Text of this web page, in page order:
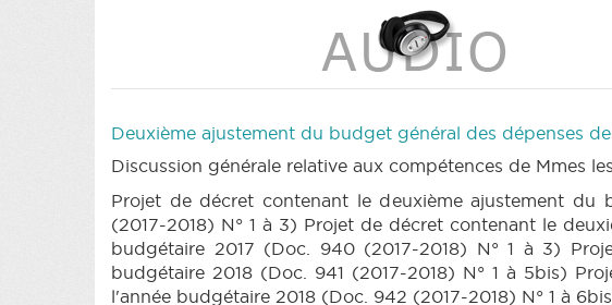
BUDGET 941 n1 annexe 1ter (2017-2018) (PDF)
BUDGET 941 n1 annexe 3 (2017-
annexe 4 (2017-2018) (PDF)
|BUDGET 941 n1
4sexies (2017-2018) (PDF)
BUDGET 941 n1
BUDGET 941 n1 annexe 5ter (2017-2018) (PDF)
|
2018) (PDF)
| BUDGET 941 n1 annexe 7 (2017-
annexe 7ter (2017-2018) (PDF)
|BUDGET 941 n1
BUDGET 941 n1 annexe 8ter (2017-2018) (PDF)
|
2018) (PDF)
|BUDGET 941 n1 annexe 9ter (2017-
(PDF)
|BUDGET 941 n4 (2017-2018) (PDF) |
BUDGET 941 n6 (2017-2018) (PDF)
|PARCHEMIN
Deuxième ajustement du budget général des dépenses
Discussion générale relative aux compétences de Mmes
Projet de décret contenant le deuxième ajustement
(2017-2018) N° 1 à 3) Projet de décret contenant le
budgétaire 2017 (Doc. 940 (2017-2018) N° 1 à 3)
budgétaire 2018 (Doc. 941 (2017-2018) N° 1 à 5bis)
l'année budgétaire 2018 (Doc. 942 (2017-2018) N° 1 à